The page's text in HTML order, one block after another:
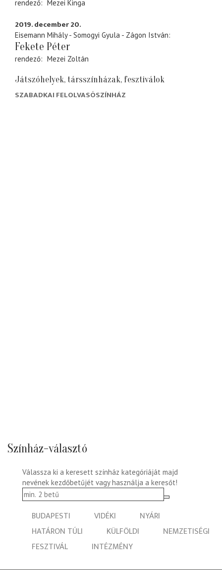
rendező Mezei Kinga
2019. december 20.
Eisemann Mihály - Somogyi Gyula - Zágon István
Fekete Péter
rendező Mezei Zoltán
Játszóhelyek, társszínházak, fesztiválok
SZABADKAI FELOLVASÓSZÍNHÁZ
Színház-választó
Válassza ki a keresett színház kategóriáját majd
nevének kezdőbetűjét vagy használja a keresőt!
BUDAPESTI VIDÉKI
NYÁRI
HATÁRON TÚLI
KÜLFÖLDI
NEMZETISÉGI
FESZTIVÁL
INTÉZMÉNY